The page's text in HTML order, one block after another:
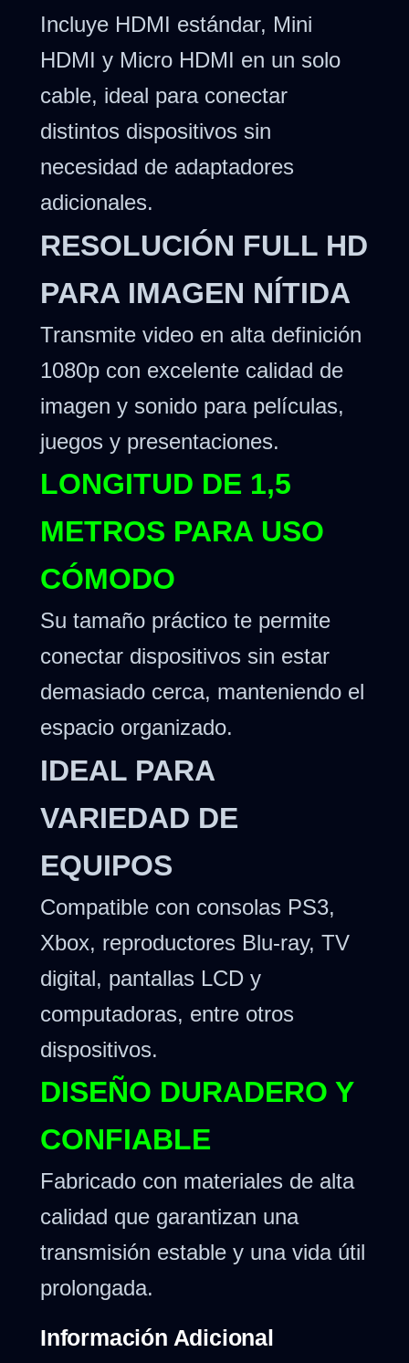
Incluye HDMI estándar, Mini
HDMI y Micro HDMI en un solo
cable, ideal para conectar
distintos dispositivos sin
necesidad de adaptadores
adicionales.
RESOLUCIÓN FULL HD
PARA IMAGEN NÍTIDA
Transmite video en alta definición
1080p con excelente calidad de
imagen y sonido para películas,
juegos y presentaciones.
LONGITUD DE 1,5
METROS PARA USO
CÓMODO
Su tamaño práctico te permite
conectar dispositivos sin estar
demasiado cerca, manteniendo el
espacio organizado.
IDEAL PARA
VARIEDAD DE
EQUIPOS
Compatible con consolas PS3,
Xbox, reproductores Blu-ray, TV
digital, pantallas LCD y
computadoras, entre otros
dispositivos.
DISEÑO DURADERO Y
CONFIABLE
Fabricado con materiales de alta
calidad que garantizan una
transmisión estable y una vida útil
prolongada.
Información Adicional